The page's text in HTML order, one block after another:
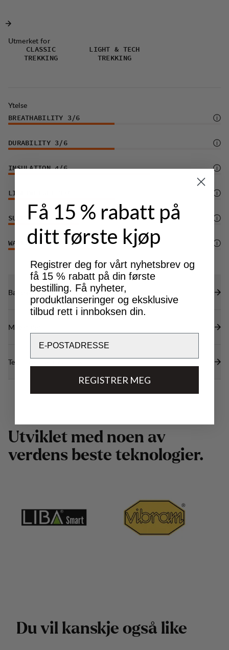
Utmerket for
CLASSIC
TREKKING
LIGHT & TECH
TREKKING
Ytelse
BREATHABILITY 3/6
DURABILITY 3/6
INSULATION 4/6
LIGHTWEIGHT
SUPPORT 2/6
WATER PROTECTION 3/6
Bærekraftsegenskaper
Materialer
Tekniske spesifikasjoner
Utviklet med noen av
verdens beste teknologier.
Du vil kanskje også like
Få 15 % rabatt på
ditt første kjøp
Registrer deg for vårt nyhetsbrev og
få 15 % rabatt på din første
bestilling. Få nyheter,
produktlanseringer og eksklusive
tilbud rett i innboksen din.
REGISTRER MEG